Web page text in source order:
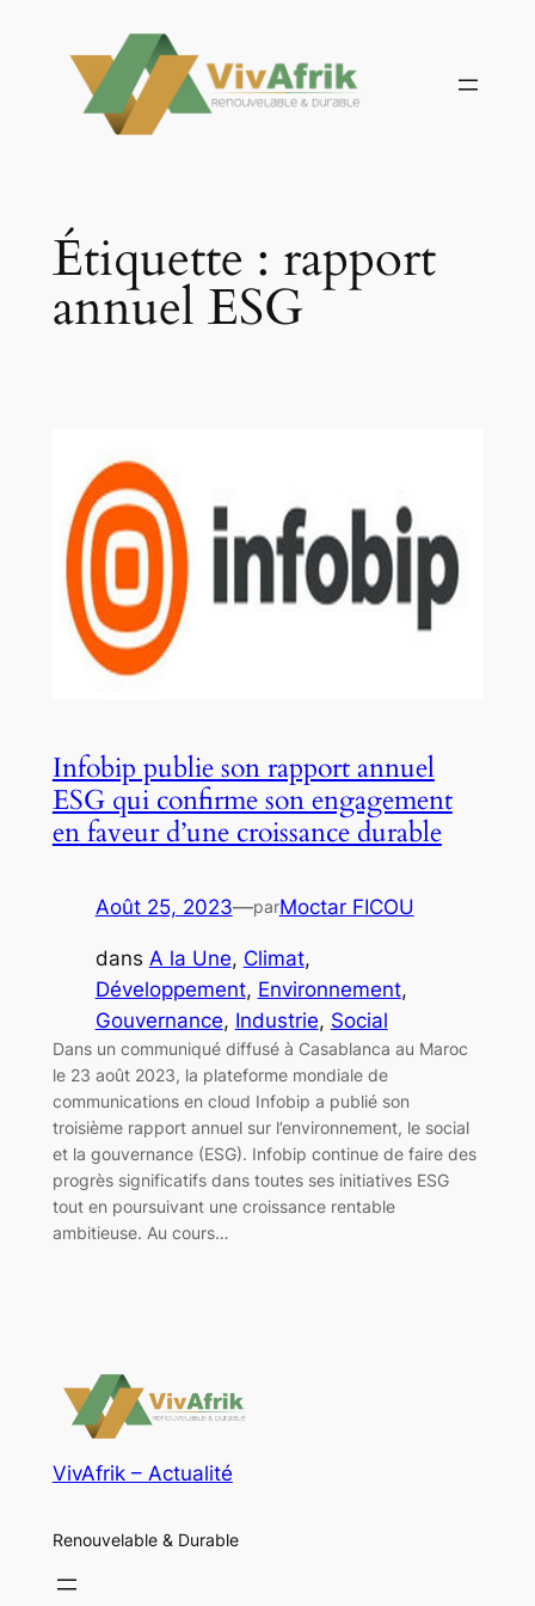
contenu
Étiquette : rapport
annuel ESG
Infobip publie son rapport annuel
ESG qui confirme son engagement
en faveur d’une croissance durable
Août 25, 2023—parMoctar FICOU
dans A la Une, Climat
Développement, Environnement
Gouvernance, Industrie, Social
Dans un communiqué diffusé à Casablanca au Maroc
le 23 août 2023, la plateforme mondiale de
communications en cloud Infobip a publié son
troisième rapport annuel sur l’environnement, le social
et la gouvernance (ESG). Infobip continue de faire des
progrès significatifs dans toutes ses initiatives ESG
tout en poursuivant une croissance rentable
ambitieuse. Au cours…
VivAfrik – Actualité
Renouvelable & Durable